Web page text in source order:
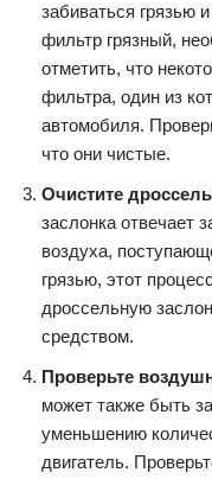
забиваться грязью
фильтр грязный,
отметить, что
фильтра, один из
автомобиля.
что они чистые.
Очистите
заслонка отвечает
воздуха,
грязью, этот
дроссельную
средством.
Проверьте
может также быть
уменьшению
двигатель.